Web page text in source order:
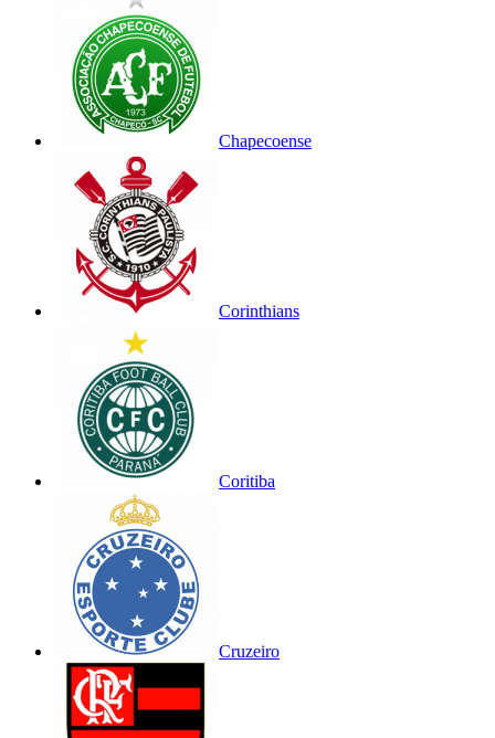
Chapecoense
Corinthians
Coritiba
Cruzeiro